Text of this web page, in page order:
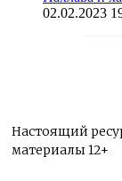
02.02.2023
Настоящий
материалы 12+